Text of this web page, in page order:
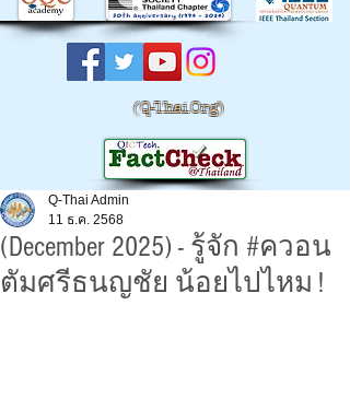
(Q-Thai.Org)
(December 2025) - รู้จัก #ควอน
ตัมศรีธนญชัย น้อยไปไหม !
Q-Thai Admin
11 ธ.ค. 2568